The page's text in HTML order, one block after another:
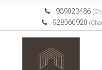
939023486
928060920